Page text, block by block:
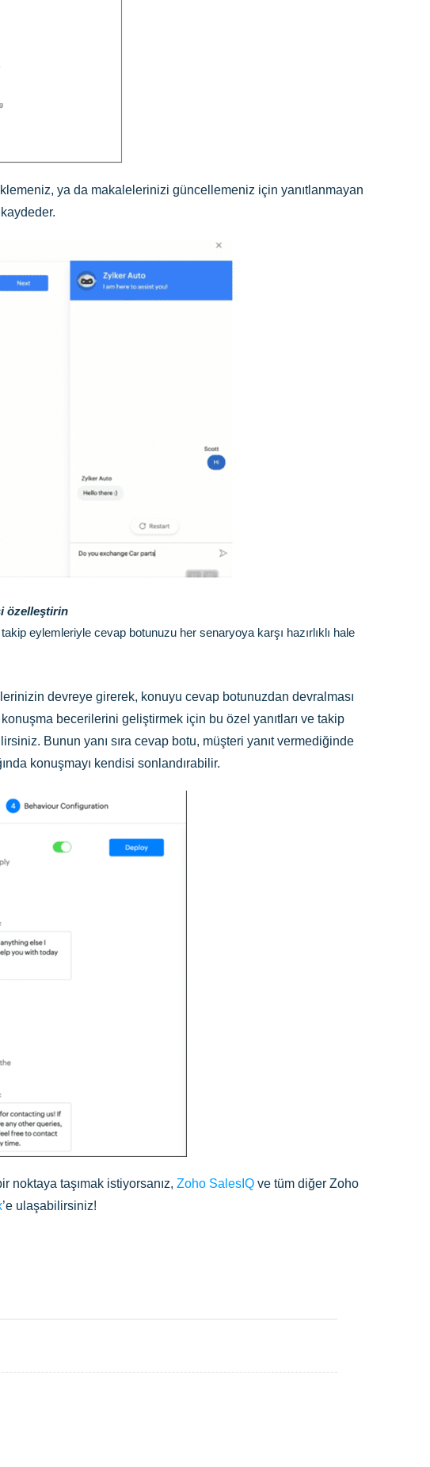
ya da makalelerinizi güncellemeniz için yanıtlanmayan
özelleştirin
eylemleriyle cevap botunuzu her senaryoya karşı hazırlıklı hale
devreye girerek, konuyu cevap botunuzdan devralması
becerilerini geliştirmek için bu özel yanıtları ve takip
Bunun yanı sıra cevap botu, müşteri yanıt vermediğinde
konuşmayı kendisi sonlandırabilir.
noktaya taşımak istiyorsanız, Zoho SalesIQ ve tüm diğer Zoho
’e ulaşabilirsiniz!